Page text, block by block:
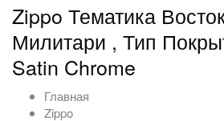
Zippo Тематика
Милитари , Тип
Satin Chrome
Главная
Zippo